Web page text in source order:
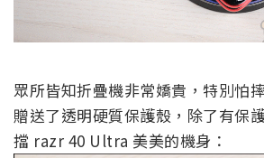
眾所皆知折疊機非常嬌貴，特別怕
贈送了透明硬質保護殼，除了有保
擋 razr 40 Ultra 美美的機身：